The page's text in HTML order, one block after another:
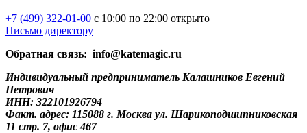
+7 (499) 322-01-00 с 10:00 по 22:00 открыто
Письмо директору
Обратная связь: info@katemagic.ru
Индивидуальный предприниматель Калашников Евгений
Петрович
ИНН: 322101926794
Факт. адрес: 115088 г. Москва ул. Шарикоподшипниковская
11 стр. 7, офис 467